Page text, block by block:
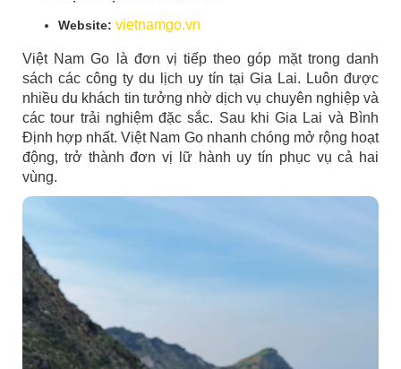
Website: vietnamgo.vn
Việt Nam Go là đơn vị tiếp theo góp mặt trong danh
sách các công ty du lịch uy tín tại Gia Lai. Luôn được
nhiều du khách tin tưởng nhờ dịch vụ chuyên nghiệp và
các tour trải nghiệm đặc sắc. Sau khi Gia Lai và Bình
Định hợp nhất. Việt Nam Go nhanh chóng mở rộng hoạt
động, trở thành đơn vị lữ hành uy tín phục vụ cả hai
vùng.